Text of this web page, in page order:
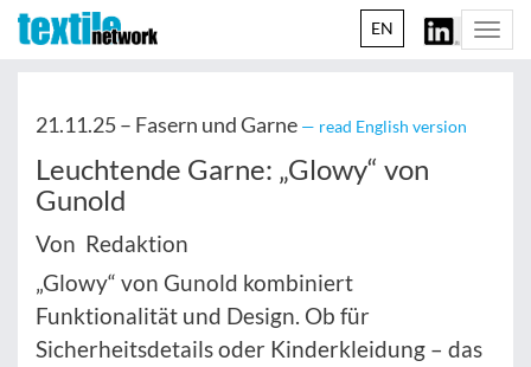
EN
21.11.25 – Fasern und Garne — read English version
Leuchtende Garne: „Glowy“ von
Gunold
Von Redaktion
„Glowy“ von Gunold kombiniert
Funktionalität und Design. Ob für
Sicherheitsdetails oder Kinderkleidung – das